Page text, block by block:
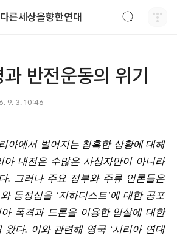
다른세상을향한연대
반전운동의 위기
9. 3. 10:46
아에서 벌어지는 참혹한 상황에 대해
아 내전은 수많은 사상자만이 아니라
.
그러나 주요 정부와 주류 언론들은
동정심을 ‘지하디스트’에 대한 공포
폭격과 드론을 이용한 암살에 대한
왔다. 이와 관련해 영국 ‘시리아 연대